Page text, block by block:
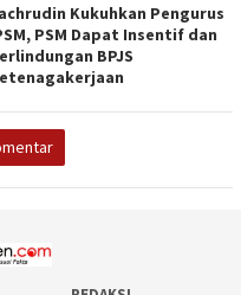
Kukuhkan Pengurus
PSM Dapat Insentif dan
BPJS